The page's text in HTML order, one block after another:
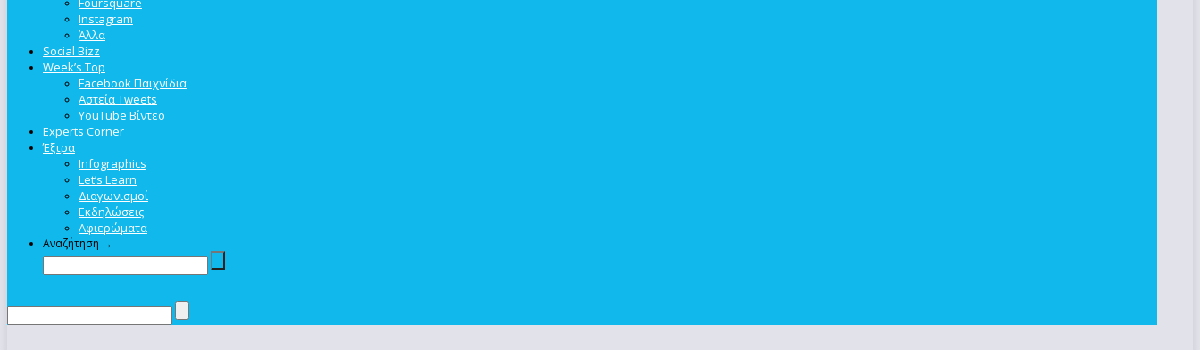
Instagram
Άλλα
Social Bizz
Week’s Top
Facebook Παιχνίδια
Αστεία Tweets
YouTube Βίντεο
Experts Corner
Έξτρα
Infographics
Let’s Learn
Διαγωνισμοί
Εκδηλώσεις
Αφιερώματα
Αναζήτηση →